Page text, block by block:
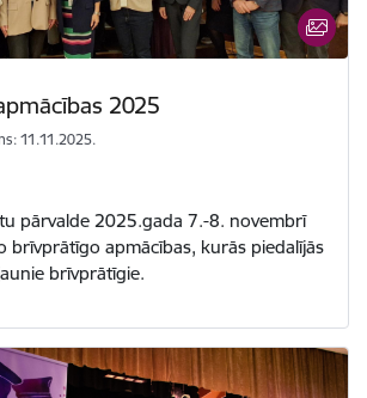
2025
11.11.2025.
pārvalde 2025.gada 7.-8. novembrī
brīvprātīgo apmācības, kurās piedalījās
brīvprātīgie.